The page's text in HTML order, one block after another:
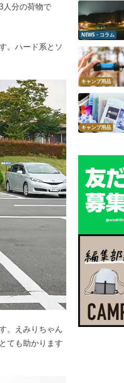
人分の荷物で
。ハード系とソ
。えみりちゃん
ても助かります
NEWS・コラム
キャンプ用品
キャンプ用品